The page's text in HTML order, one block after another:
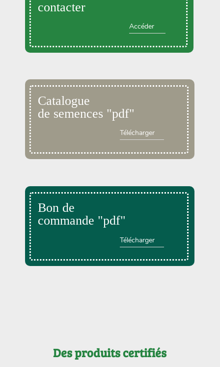
contacter
Accéder
Catalogue
de semences "pdf"
Télécharger
Bon de
commande "pdf"
Télécharger
Des produits certifiés